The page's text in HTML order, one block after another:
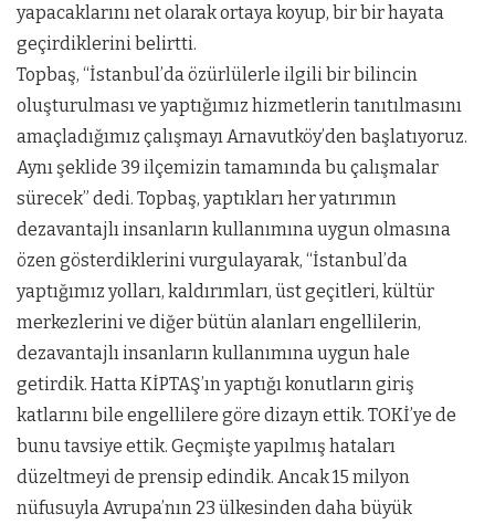
yapacaklarını net olarak ortaya koyup, bir bir hayata
geçirdiklerini belirtti.
Topbaş, “İstanbul’da özürlülerle ilgili bir bilincin
oluşturulması ve yaptığımız hizmetlerin tanıtılmasını
amaçladığımız çalışmayı Arnavutköy’den başlatıyoruz.
Aynı şeklide 39 ilçemizin tamamında bu çalışmalar
sürecek” dedi. Topbaş, yaptıkları her yatırımın
dezavantajlı insanların kullanımına uygun olmasına
özen gösterdiklerini vurgulayarak, “İstanbul’da
yaptığımız yolları, kaldırımları, üst geçitleri, kültür
merkezlerini ve diğer bütün alanları engellilerin,
dezavantajlı insanların kullanımına uygun hale
getirdik. Hatta KİPTAŞ’ın yaptığı konutların giriş
katlarını bile engellilere göre dizayn ettik. TOKİ’ye de
bunu tavsiye ettik. Geçmişte yapılmış hataları
düzeltmeyi de prensip edindik. Ancak 15 milyon
nüfusuyla Avrupa’nın 23 ülkesinden daha büyük